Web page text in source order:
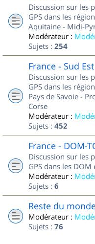
Discussion sur les
GPS dans les
Aquitaine - Midi-
Modérateur :
Sujets : 254
France - Sud Est
Discussion sur les
GPS dans les
Pays de Savoie -
Corse
Modérateur :
Sujets : 452
France - DOM-
Discussion sur les
GPS dans les DOM
Modérateur :
Sujets : 6
Reste du
Modérateur :
Sujets : 76